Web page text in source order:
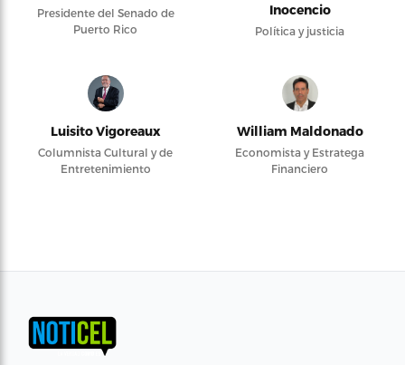
Presidente del Senado de
Puerto Rico
Inocencio
Política y justicia
Luisito Vigoreaux
Columnista Cultural y de
Entretenimiento
William Maldonado
Economista y Estratega
Financiero